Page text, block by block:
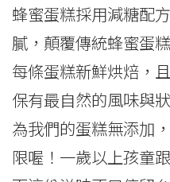
蜂蜜蛋糕採用減糖配
膩，顛覆傳統蜂蜜蛋
每條蛋糕新鮮烘焙，
保有最自然的風味與
為我們的蛋糕無添加
限喔！一歲以上孩童